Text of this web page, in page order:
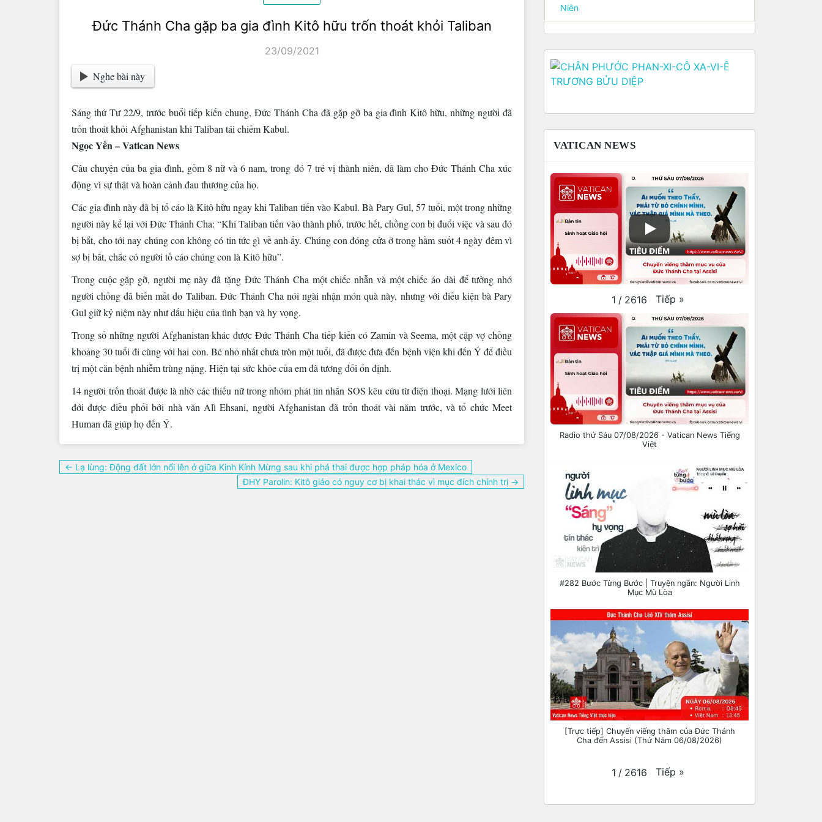
Đức Thánh Cha gặp ba gia đình Kitô hữu trốn thoát khỏi Taliban
23/09/2021
Nghe bài này
Sáng thứ Tư 22/9, trước buổi tiếp kiến chung, Đức Thánh Cha đã gặp gỡ ba gia đình Kitô hữu, những người đã
trốn thoát khỏi Afghanistan khi Taliban tái chiếm Kabul.
Ngọc Yến – Vatican News
Câu chuyện của ba gia đình, gồm 8 nữ và 6 nam, trong đó 7 trẻ vị thành niên, đã làm cho Đức Thánh Cha xúc
động vì sự thật và hoàn cảnh đau thương của họ.
Các gia đình này đã bị tố cáo là Kitô hữu ngay khi Taliban tiến vào Kabul. Bà Pary Gul, 57 tuổi, một trong những
người này kể lại với Đức Thánh Cha: “Khi Taliban tiến vào thành phố, trước hết, chồng con bị đuổi việc và sau đó
bị bắt, cho tới nay chúng con không có tin tức gì về anh ấy. Chúng con đóng cửa ở trong hầm suốt 4 ngày đêm vì
sợ bị bắt, chắc có người tố cáo chúng con là Kitô hữu”.
Trong cuộc gặp gỡ, người mẹ này đã tặng Đức Thánh Cha một chiếc nhẫn và một chiếc áo dài để tưởng nhớ
người chồng đã biến mất do Taliban. Đức Thánh Cha nói ngài nhận món quà này, nhưng với điều kiện bà Pary
Gul giữ kỷ niệm này như dấu hiệu của tình bạn và hy vọng.
Trong số những người Afghanistan khác được Đức Thánh Cha tiếp kiến có Zamin và Seema, một cặp vợ chồng
khoảng 30 tuổi đi cùng với hai con. Bé nhỏ nhất chưa tròn một tuổi, đã được đưa đến bệnh viện khi đến Ý để điều
trị một căn bệnh nhiễm trùng nặng. Hiện tại sức khỏe của em đã tương đối ổn định.
14 người trốn thoát được là nhờ các thiếu nữ trong nhóm phát tin nhắn SOS kêu cứu từ điện thoại. Mạng lưới liên
đới được điều phối bởi nhà văn Alì Ehsani, người Afghanistan đã trốn thoát vài năm trước, và tổ chức Meet
Human đã giúp họ đến Ý.
Điều
← Lạ lùng: Động đất lớn nổi lên ở giữa Kinh Kính Mừng sau khi phá thai được hợp pháp hóa ở Mexico
ĐHY Parolin: Kitô giáo có nguy cơ bị khai thác vì mục đích chính trị →
Niên
VATICAN NEWS
1 / 2616 Tiếp »
Radio thứ Sáu 07/08/2026 - Vatican News Tiếng
Việt
#282 Bước Từng Bước | Truyện ngắn: Người Linh
Mục Mù Lòa
[Trực tiếp] Chuyến viếng thăm của Đức Thánh
Cha đến Assisi (Thứ Năm 06/08/2026)
1 / 2616 Tiếp »